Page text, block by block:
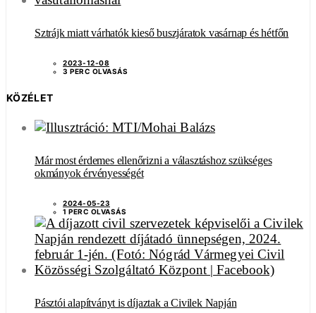
Sztrájk miatt várhatók kieső buszjáratok vasárnap és hétfőn
2023-12-08
3 PERC OLVASÁS
KÖZÉLET
Már most érdemes ellenőrizni a választáshoz szükséges
okmányok érvényességét
2024-05-23
1 PERC OLVASÁS
Pásztói alapítványt is díjaztak a Civilek Napján